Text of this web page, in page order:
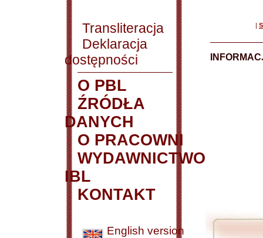
Transliteracja
Deklaracja
dostępności
O PBL
ŹRÓDŁA
DANYCH
O PRACOWNI
WYDAWNICTWO
IBL
KONTAKT
English version
|